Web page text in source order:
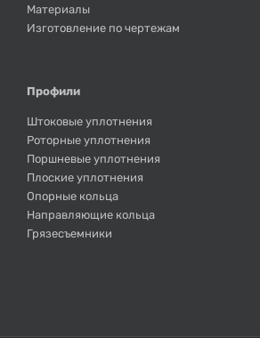
Материалы
Изготовление по чертежам
Профили
Штоковые уплотнения
Роторные уплотнения
Поршневые уплотнения
Плоские уплотнения
Опорные кольца
Направляющие кольца
Грязесъемники